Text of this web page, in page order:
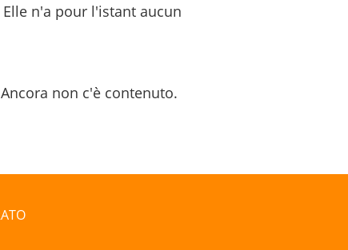
n'a pour l'istant aucun
non c'è contenuto.